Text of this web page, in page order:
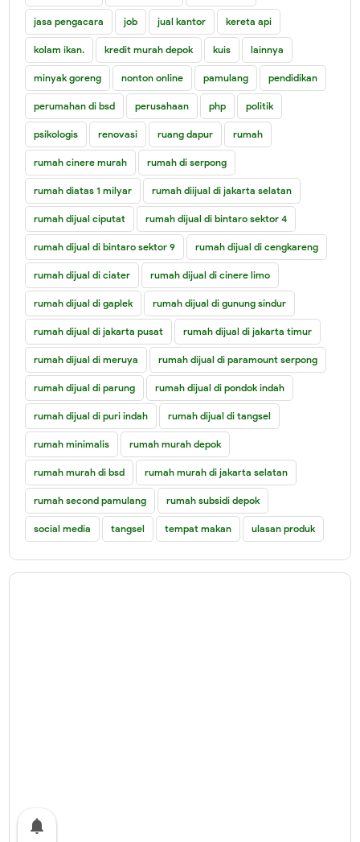
jasa pengacara job jual kantor kereta api
kolam ikan. kredit murah depok kuis lainnya
minyak goreng nonton online pamulang pendidikan
perumahan di bsd perusahaan php politik
psikologis renovasi ruang dapur rumah
rumah cinere murah rumah di serpong
rumah diatas 1 milyar rumah diijual di jakarta selatan
rumah dijual ciputat rumah dijual di bintaro sektor 4
rumah dijual di bintaro sektor 9 rumah dijual di cengkareng
rumah dijual di ciater rumah dijual di cinere limo
rumah dijual di gaplek rumah dijual di gunung sindur
rumah dijual di jakarta pusat rumah dijual di jakarta timur
rumah dijual di meruya rumah dijual di paramount serpong
rumah dijual di parung rumah dijual di pondok indah
rumah dijual di puri indah rumah dijual di tangsel
rumah minimalis rumah murah depok
rumah murah di bsd rumah murah di jakarta selatan
rumah second pamulang rumah subsidi depok
social media tangsel tempat makan ulasan produk
notifications